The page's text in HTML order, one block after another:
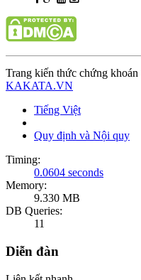
Trang kiến thức chứng
KAKATA.VN
Tiếng Việt
Quy định và Nội quy
Timing:
0.0604 seconds
Memory:
9.330 MB
DB Queries:
11
Diễn đàn